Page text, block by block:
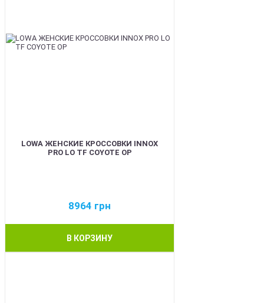
LOWA ЖЕНСКИЕ КРОССОВКИ INNOX
PRO LO TF COYOTE OP
8964 грн
В КОРЗИНУ